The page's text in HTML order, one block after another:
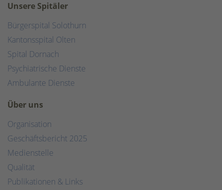
Unsere Spitäler
Bürgerspital Solothurn
Kantonsspital Olten
Spital Dornach
Psychiatrische Dienste
Ambulante Dienste
Über uns
Organisation
Geschäftsbericht 2025
Medienstelle
Qualität
Publikationen & Links